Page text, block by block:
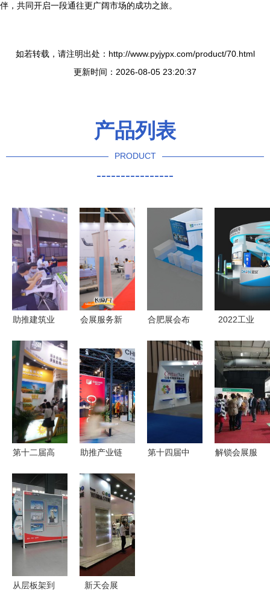
伴，共同开启一段通往更广阔市场的成功之旅。
如若转载，请注明出处：http://www.pyjypx.com/product/70.html
更新时间：2026-08-05 23:20:37
产品列表
PRODUCT
----------------
助推建筑业
墨点狗亮相
广东新型建
筑工业化展
会展服务新
2018国际
康复辅助器
具产业与服
务博览会暨
国际福祉博
览会
合肥展会布
台设计搭建
全攻略 专
业会展服务
提升品牌影
2022工业
布展 匠心
雕琢工业与
科技的视觉
盛宴
第十二届高
览会 千载
醇香，东方
健康之道
助推产业链
国际服装服
饰博览会开
幕 会展服
务升级赋能
行业协同
第十四届中
解锁会展服
从层板架到 新天会展